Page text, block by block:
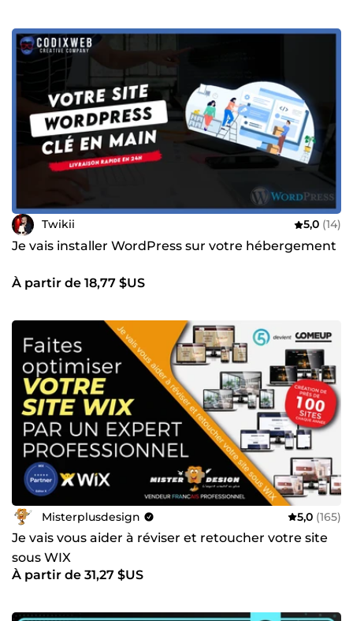
Twikii 5,0 (14)
Je vais installer WordPress sur votre hébergement
À partir de 18,77 $US
Misterplusdesign 5,0 (165)
Je vais vous aider à réviser et retoucher votre site
sous WIX
À partir de 31,27 $US